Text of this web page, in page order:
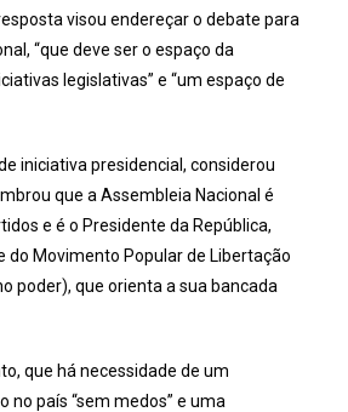
visou endereçar o debate para
“que deve ser o espaço da
legislativas” e “um espaço de
iniciativa presidencial, considerou
que a Assembleia Nacional é
e é o Presidente da República,
Movimento Popular de Libertação
poder), que orienta a sua bancada
que há necessidade de um
no país “sem medos” e uma